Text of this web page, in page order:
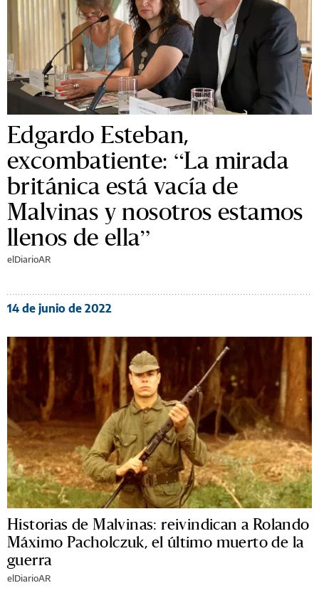
Edgardo Esteban,
excombatiente: “La mirada
británica está vacía de
Malvinas y nosotros estamos
llenos de ella”
elDiarioAR
14 de junio de 2022
Historias de Malvinas: reivindican a Rolando
Máximo Pacholczuk, el último muerto de la
guerra
elDiarioAR